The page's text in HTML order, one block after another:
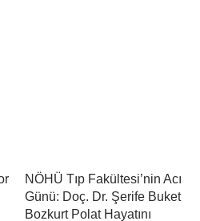
NÖHÜ Tıp Fakültesi’nin Acı
Günü: Doç. Dr. Şerife Buket
Bozkurt Polat Hayatını